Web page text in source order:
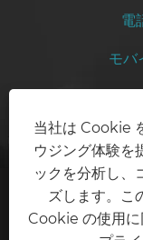
電
モバ
住所:中国福建
著作権 © 2024 福
当社は Cookie
ウジング体験を
ックを分析し、
ズします。こ
Cookie の使用に